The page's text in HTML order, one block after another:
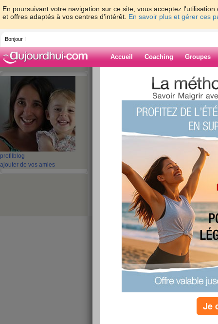
En poursuivant votre navigation sur ce site, vous acceptez
et offres adaptés à vos centres d'intérêt. En savoir plus et gérer ces
Bonjour !
Accueil Coaching Groupes
profil blog
ajouter de vos amies
> >
Blog de
VACANCES J-4
Je